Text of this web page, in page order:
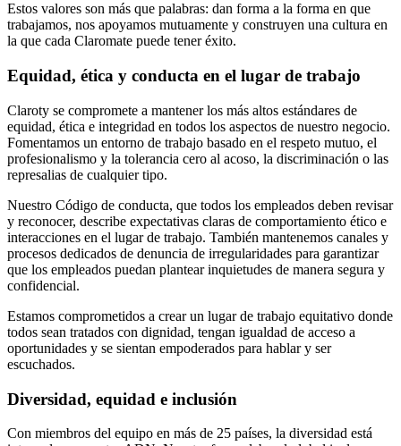
Estos valores son más que palabras: dan forma a la forma en que
trabajamos, nos apoyamos mutuamente y construyen una cultura en
la que cada Claromate puede tener éxito.
Equidad, ética y conducta en el lugar de trabajo
Claroty se compromete a mantener los más altos estándares de
equidad, ética e integridad en todos los aspectos de nuestro negocio.
Fomentamos un entorno de trabajo basado en el respeto mutuo, el
profesionalismo y la tolerancia cero al acoso, la discriminación o las
represalias de cualquier tipo.
Nuestro Código de conducta, que todos los empleados deben revisar
y reconocer, describe expectativas claras de comportamiento ético e
interacciones en el lugar de trabajo. También mantenemos canales y
procesos dedicados de denuncia de irregularidades para garantizar
que los empleados puedan plantear inquietudes de manera segura y
confidencial.
Estamos comprometidos a crear un lugar de trabajo equitativo donde
todos sean tratados con dignidad, tengan igualdad de acceso a
oportunidades y se sientan empoderados para hablar y ser
escuchados.
Diversidad, equidad e inclusión
Con miembros del equipo en más de 25 países, la diversidad está